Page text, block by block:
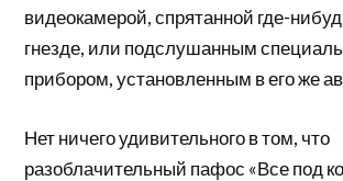
видеокамерой, спрятанной где-
гнезде, или подслушанным
прибором, установленным в его же
Нет ничего удивительного в том, что
разоблачительный пафос «Все под